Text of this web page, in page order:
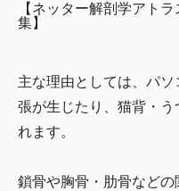
【ネッター解剖学アト
集】
主な理由としては、パ
張が生じたり、猫背・
れます。
鎖骨や胸骨・肋骨など